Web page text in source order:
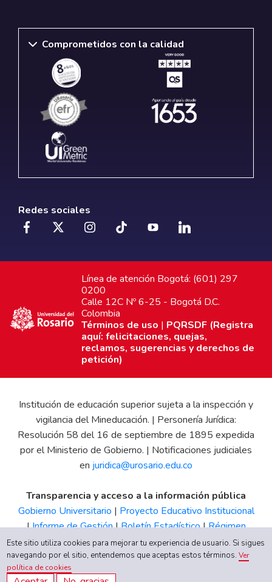
Comprometidos con la calidad
Redes sociales
Línea de atención Bogotá: (601) 297
0200
Calle 12C Nº 6-25 - Bogotá D.C.
Colombia
Términos de uso | PQRSDF (Registra
aquí: felicitaciones, quejas,
reclamos, sugerencias y derechos de
petición)
Institución de educación superior sujeta a la inspección y
vigilancia del Mineducación. | Personería Jurídica:
Resolución 58 del 16 de septiembre de 1895 expedida
por el Ministerio de Gobierno. | Notificaciones judiciales
en juridica@urosario.edu.co
Transparencia y acceso a la información pública
Gobierno Universitario | Proyecto Educativo Institucional
|Informe de Gestión|Boletín Estadístico|Régimen
Tributario|Estados Financieros |Código de Ética| Canal
de Integridad UR
Este sitio utiliza cookies para mejorar tu experiencia de usuario. Si sigues
navegando por el sitio, entendemos que aceptas estos términos.Ver
política de cookies